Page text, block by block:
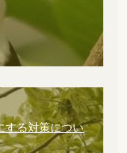
する対策につい